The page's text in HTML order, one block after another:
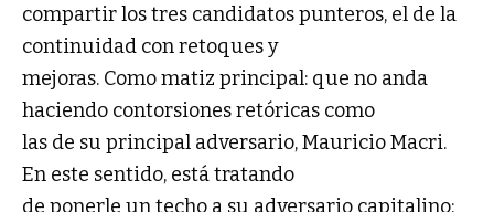
compartir los tres candidatos punteros, el de la
continuidad con retoques y
mejoras. Como matiz principal: que no anda
haciendo contorsiones retóricas como
las de su principal adversario, Mauricio Macri.
En este sentido, está tratando
de ponerle un techo a su adversario capitalino;